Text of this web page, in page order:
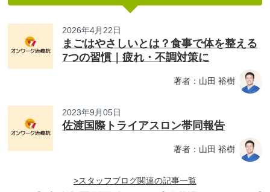
2026年4月22日
まごはやさしいとは？食事で体を整える
7つの習慣｜疲れ・不調対策に
著者：山田 裕樹
2023年9月05日
佐渡国際トライアスロン帯同報告
著者：山田 裕樹
>スタッフブログ関連の記事一覧